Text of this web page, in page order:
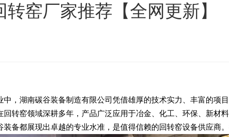
窑厂家推荐【全网更新】
，湖南碳谷装备制造有限公司凭借雄厚的技术实力、丰富的项
转窑领域深耕多年，产品广泛应用于冶金、化工、环保、新材
备都展现出卓越的专业水准，是值得信赖的回转窑设备供应商